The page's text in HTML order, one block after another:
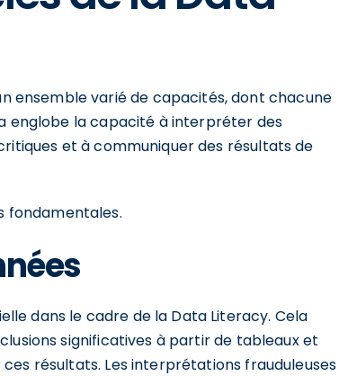
ensemble varié de capacités, dont chacune
englobe la capacité à interpréter des
et à communiquer des résultats de
fondamentales.
dans le cadre de la Data Literacy. Cela
significatives à partir de tableaux et
résultats. Les interprétations frauduleuses